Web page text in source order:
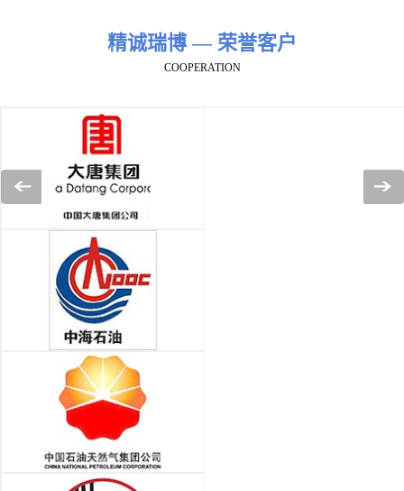
精诚瑞博 — 荣誉客户
COOPERATION